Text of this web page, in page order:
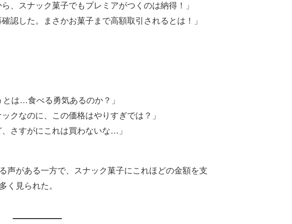
、スナック菓子でもプレミアがつくのは納得！」
認した。まさかお菓子まで高額取引されるとは！」
とは…食べる勇気あるのか？」
クなのに、この価格はやりすぎでは？」
さすがにこれは買わないな…」
声がある一方で、スナック菓子にこれほどの金額を支
く見られた。